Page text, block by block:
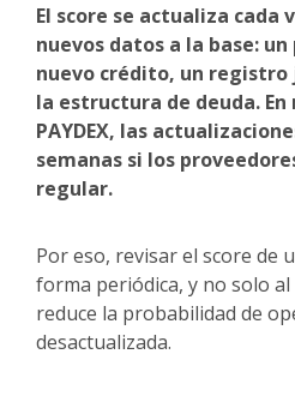
El score se actualiza cada
nuevos datos a la base:
nuevo crédito, un registro
la estructura de deuda. En
PAYDEX, las
semanas si los
regular.
Por eso, revisar el score de
forma periódica, y no solo
reduce la probabilidad de
desactualizada.